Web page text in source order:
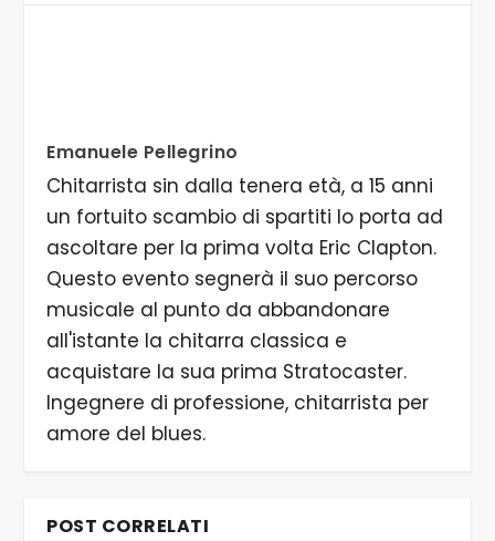
Emanuele Pellegrino
Chitarrista sin dalla tenera età, a 15 anni
un fortuito scambio di spartiti lo porta ad
ascoltare per la prima volta Eric Clapton.
Questo evento segnerà il suo percorso
musicale al punto da abbandonare
all'istante la chitarra classica e
acquistare la sua prima Stratocaster.
Ingegnere di professione, chitarrista per
amore del blues.
POST CORRELATI